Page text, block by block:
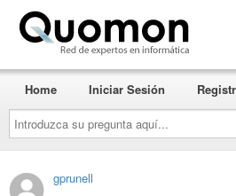
Introduzca
su
pregunta
aquí...
Home Iniciar Sesión
gprunell